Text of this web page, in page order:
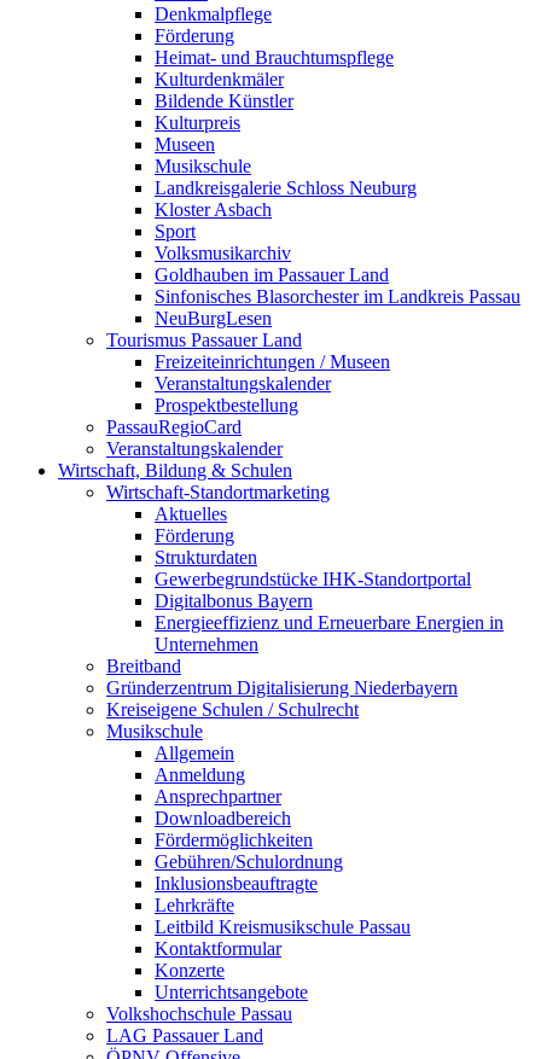
Denkmalpflege
Förderung
Heimat- und Brauchtumspflege
Kulturdenkmäler
Bildende Künstler
Kulturpreis
Museen
Musikschule
Landkreisgalerie Schloss Neuburg
Kloster Asbach
Sport
Volksmusikarchiv
Goldhauben im Passauer Land
Sinfonisches Blasorchester im Landkreis Passau
NeuBurgLesen
Tourismus Passauer Land
Freizeiteinrichtungen / Museen
Veranstaltungskalender
Prospektbestellung
PassauRegioCard
Veranstaltungskalender
Wirtschaft, Bildung & Schulen
Wirtschaft-Standortmarketing
Aktuelles
Förderung
Strukturdaten
Gewerbegrundstücke IHK-Standortportal
Digitalbonus Bayern
Energieeffizienz und Erneuerbare Energien in
Unternehmen
Breitband
Gründerzentrum Digitalisierung Niederbayern
Kreiseigene Schulen / Schulrecht
Musikschule
Allgemein
Anmeldung
Ansprechpartner
Downloadbereich
Fördermöglichkeiten
Gebühren/Schulordnung
Inklusionsbeauftragte
Lehrkräfte
Leitbild Kreismusikschule Passau
Kontaktformular
Konzerte
Unterrichtsangebote
Volkshochschule Passau
LAG Passauer Land